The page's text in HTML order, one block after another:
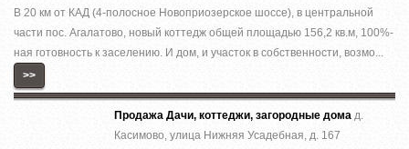
В 20 км от КАД (4-полосное Новоприозерское шоссе), в центральной
части пос. Агалатово, новый коттедж общей площадью 156,2 кв.м, 100%-
ная готовность к заселению. И дом, и участок в собственности, возмо...
>>
Продажа Дачи, коттеджи, загородные дома д.
Касимово, улица Нижняя Усадебная, д. 167